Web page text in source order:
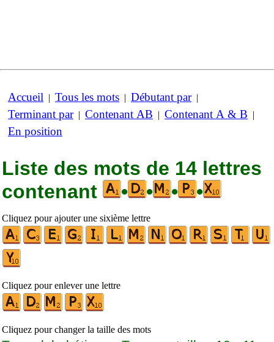
Accueil | Tous les mots | Débutant par|
Terminant par| Contenant AB | Contenant A & B |
En position
Liste des mots de 14 lettres
contenant
• • • •
Cliquez pour ajouter une sixième lettre
Cliquez pour enlever une lettre
Cliquez pour changer la taille des mots